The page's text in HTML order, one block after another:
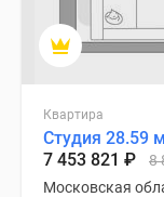
Квартира
Студия 28.59 м
7 453 821 ₽ 8
Московская